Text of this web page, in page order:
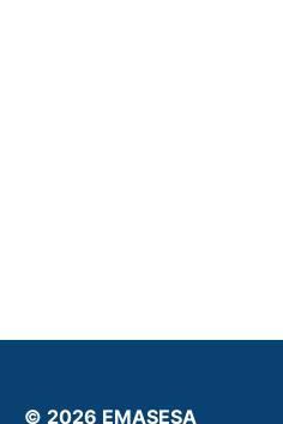
© 2026 EMASESA